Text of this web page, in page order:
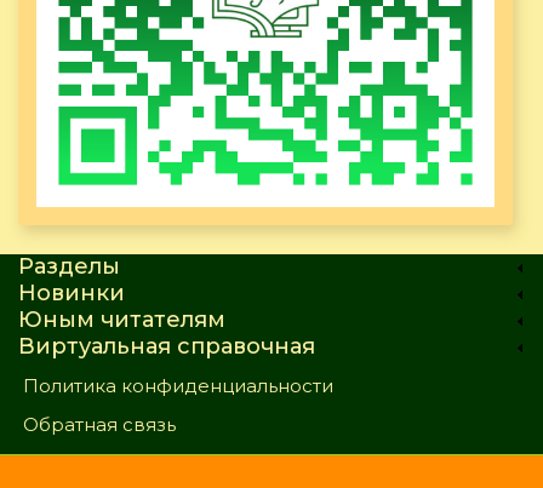
Разделы
Новинки
Юным читателям
Виртуальная справочная
Политика конфиденциальности
Обратная связь